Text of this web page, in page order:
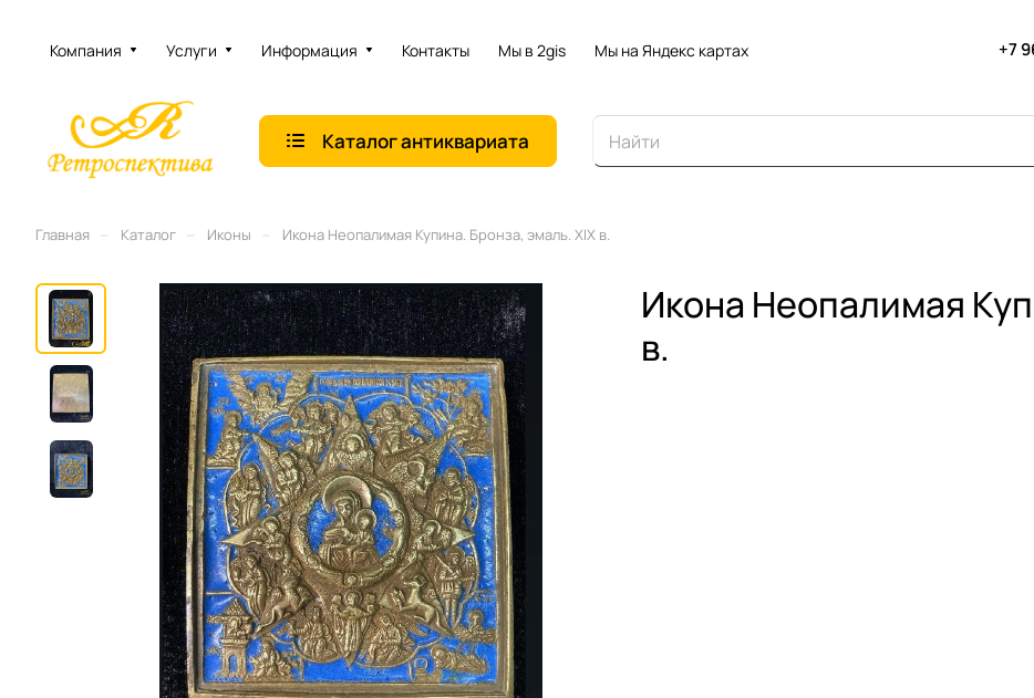
Компания Услуги Информация Контакты Мы в 2gis Мы на Яндекс картах +7
Каталог антиквариата
Главная Каталог Иконы Икона Неопалимая Купина. Бронза, эмаль. XIX в.
Икона Неопалимая
в.